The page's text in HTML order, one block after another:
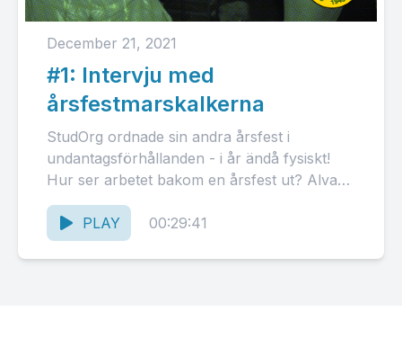
December 21, 2021
#1: Intervju med
årsfestmarskalkerna
StudOrg ordnade sin andra årsfest i
undantagsförhållanden - i år ändå fysiskt!
Hur ser arbetet bakom en årsfest ut? Alva
Stenman intervjuar Ronja Lindh...
PLAY
00:29:41